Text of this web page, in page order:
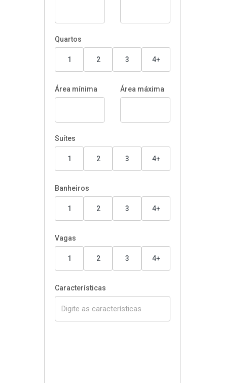
Quartos
1 2 3 4+
Área mínima Área máxima
Suítes
1 2 3 4+
Banheiros
1 2 3 4+
Vagas
1 2 3 4+
Características